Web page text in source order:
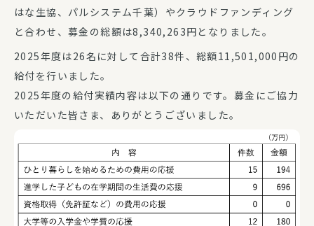
はな生協、パルシステム千葉）やクラウドファンディング
と合わせ、募金の総額は8,340,263円となりました。
2025年度は26名に対して合計38件、総額11,501,000円の
給付を行いました。
2025年度の給付実績内容は以下の通りです。募金にご協力
いただいた皆さま、ありがとうございました。